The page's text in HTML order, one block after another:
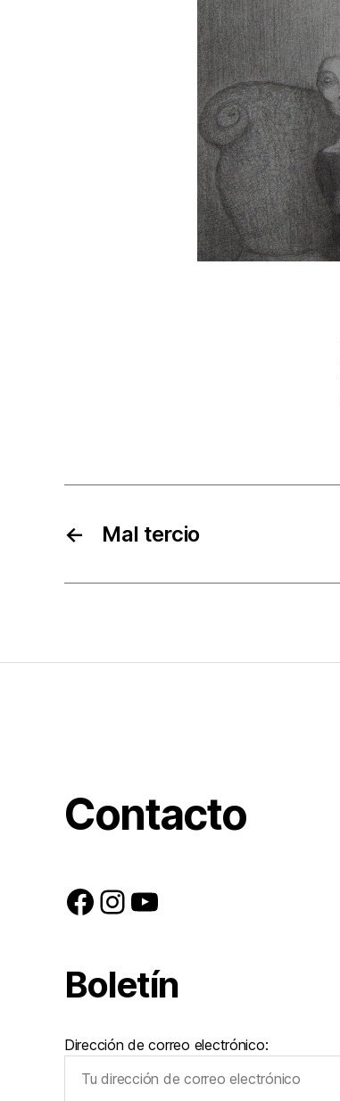
← Mal tercio
Contacto
Facebook
Instagram
YouTube
Boletín
Dirección de correo electrónico: